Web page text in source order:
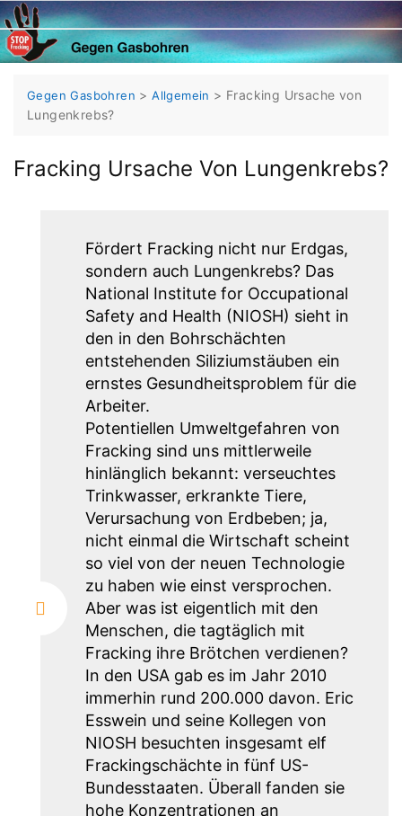
Skip
to
content
Gegen Gasbohren >Allgemein > Fracking Ursache von
Lungenkrebs?
Fracking Ursache Von Lungenkrebs?
Fördert Fracking nicht nur Erdgas,
sondern auch Lungenkrebs? Das
National Institute for Occupational
Safety and Health (NIOSH) sieht in
den in den Bohrschächten
entstehenden Siliziumstäuben ein
ernstes Gesundheitsproblem für die
Arbeiter.
Potentiellen Umweltgefahren von
Fracking sind uns mittlerweile
hinlänglich bekannt: verseuchtes
Trinkwasser, erkrankte Tiere,
Verursachung von Erdbeben; ja,
nicht einmal die Wirtschaft scheint
so viel von der neuen Technologie
zu haben wie einst versprochen.
Aber was ist eigentlich mit den
Menschen, die tagtäglich mit
Fracking ihre Brötchen verdienen?
In den USA gab es im Jahr 2010
immerhin rund 200.000 davon. Eric
Esswein und seine Kollegen von
NIOSH besuchten insgesamt elf
Frackingschächte in fünf US-
Bundesstaaten. Überall fanden sie
hohe Konzentrationen an